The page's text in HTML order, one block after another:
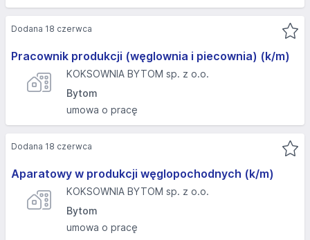
Pracownik produkcji (węglownia i piecownia) (k/m)
KOKSOWNIA BYTOM sp. z o.o.
Bytom
umowa o pracę
Dodana 18 czerwca
Aparatowy w produkcji węglopochodnych (k/m)
KOKSOWNIA BYTOM sp. z o.o.
Bytom
umowa o pracę
Dodana 18 czerwca